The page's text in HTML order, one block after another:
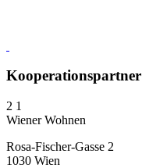
Kooperationspartner
2 1
Wiener Wohnen
Rosa-Fischer-Gasse 2
1030 Wien